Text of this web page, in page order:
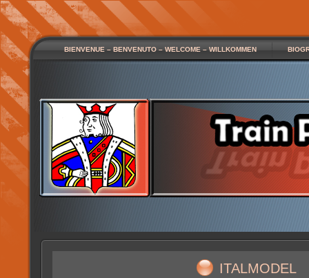
BIENVENUE – BENVENUTO – WELCOME – WILLKOMMEN
italmodel